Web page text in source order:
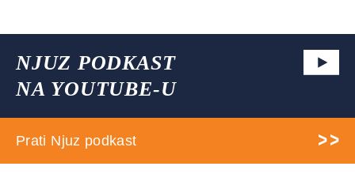
NJUZ PODKAST
NA YOUTUBE-U
Prati Njuz podkast